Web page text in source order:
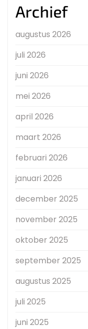
Archief
augustus 2026
juli 2026
juni 2026
mei 2026
april 2026
maart 2026
februari 2026
januari 2026
december 2025
november 2025
oktober 2025
september 2025
augustus 2025
juli 2025
juni 2025